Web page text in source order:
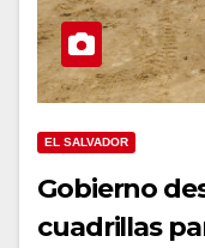
EL SALVADOR
Gobierno
cuadrillas